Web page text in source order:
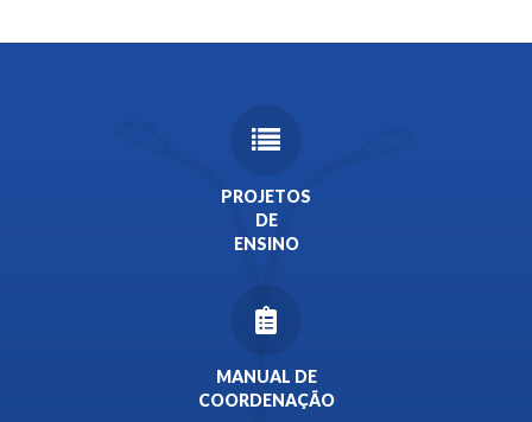
PROJETOS
DE
ENSINO
MANUAL DE
COORDENAÇÃO